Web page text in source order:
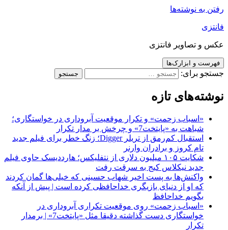
رفتن به نوشته‌ها
فانتزی
عکس و تصاویر فانتزی
فهرست و ابزارک‌ها
جستجو برای:
نوشته‌های تازه
«اسباب زحمت» و تکرار موقعیت آبروداری در خواستگاری؛
شباهت به «پایتخت7» و چرخش بر مدار تکرار
استقبال کم‌رمق از تریلر Digger؛ زنگ خطر برای فیلم جدید
تام کروز و برادران وارنر
شکایت ۱۰۵ میلیون دلاری از نتفلیکس؛ هارددیسک حاوی فیلم
جدید نیکلاس کیج به سرقت رفت
واکنش‌ها به پست اخیر شهاب حسینی که خیلی‌ها گمان کردند
که او از دنیای بازیگری خداحافظی کرده است | پیش از آنکه
بگویم خداحافظ
«اسباب زحمت» روی موقعیت تکراری آبروداری در
خواستگاری دست گذاشته دقیقا مثل «پایتخت7» | برمدار
تکرار